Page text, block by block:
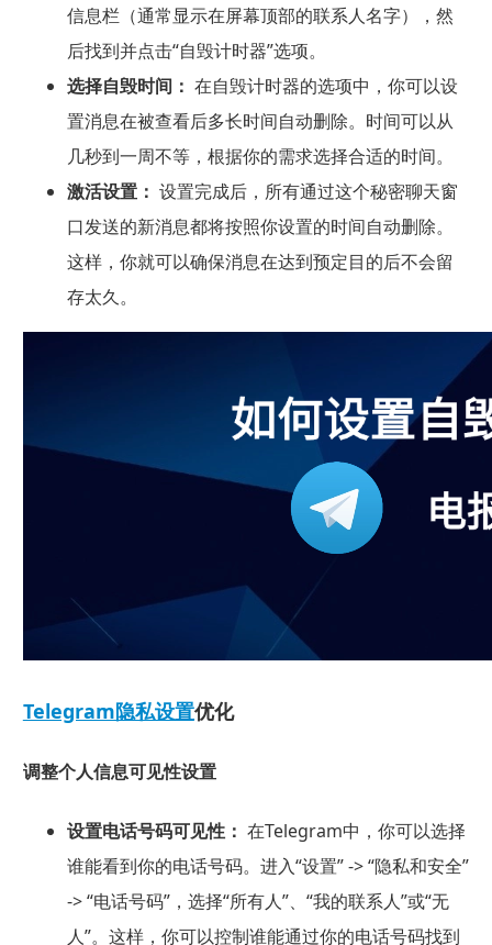
信息栏（通常显示在屏幕顶部的联系人名字），然
后找到并点击“自毁计时器”选项。
选择自毁时间： 在自毁计时器的选项中，你可以设
置消息在被查看后多长时间自动删除。时间可以从
几秒到一周不等，根据你的需求选择合适的时间。
激活设置： 设置完成后，所有通过这个秘密聊天窗
口发送的新消息都将按照你设置的时间自动删除。
这样，你就可以确保消息在达到预定目的后不会留
存太久。
Telegram隐私设置优化
调整个人信息可见性设置
设置电话号码可见性： 在Telegram中，你可以选择
谁能看到你的电话号码。进入“设置” -> “隐私和安全”
-> “电话号码”，选择“所有人”、“我的联系人”或“无
人”。这样，你可以控制谁能通过你的电话号码找到